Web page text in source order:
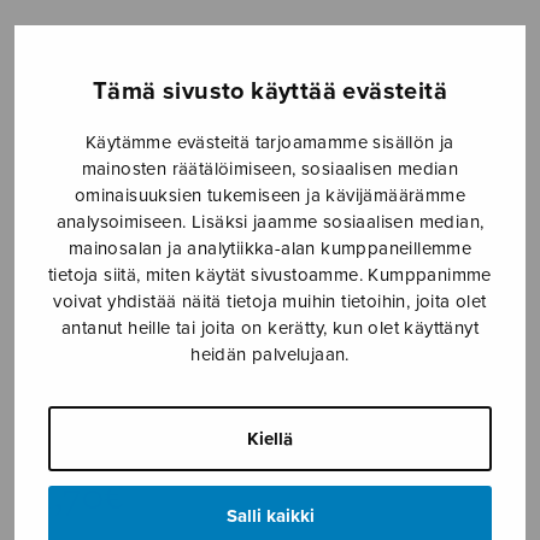
Tämä sivusto käyttää evästeitä
Käytämme evästeitä tarjoamamme sisällön ja
mainosten räätälöimiseen, sosiaalisen median
ominaisuuksien tukemiseen ja kävijämäärämme
analysoimiseen. Lisäksi jaamme sosiaalisen median,
mainosalan ja analytiikka-alan kumppaneillemme
tietoja siitä, miten käytät sivustoamme. Kumppanimme
voivat yhdistää näitä tietoja muihin tietoihin, joita olet
antanut heille tai joita on kerätty, kun olet käyttänyt
heidän palvelujaan.
Kiellä
Salli kaikki
Fyra sånger om
11,70€